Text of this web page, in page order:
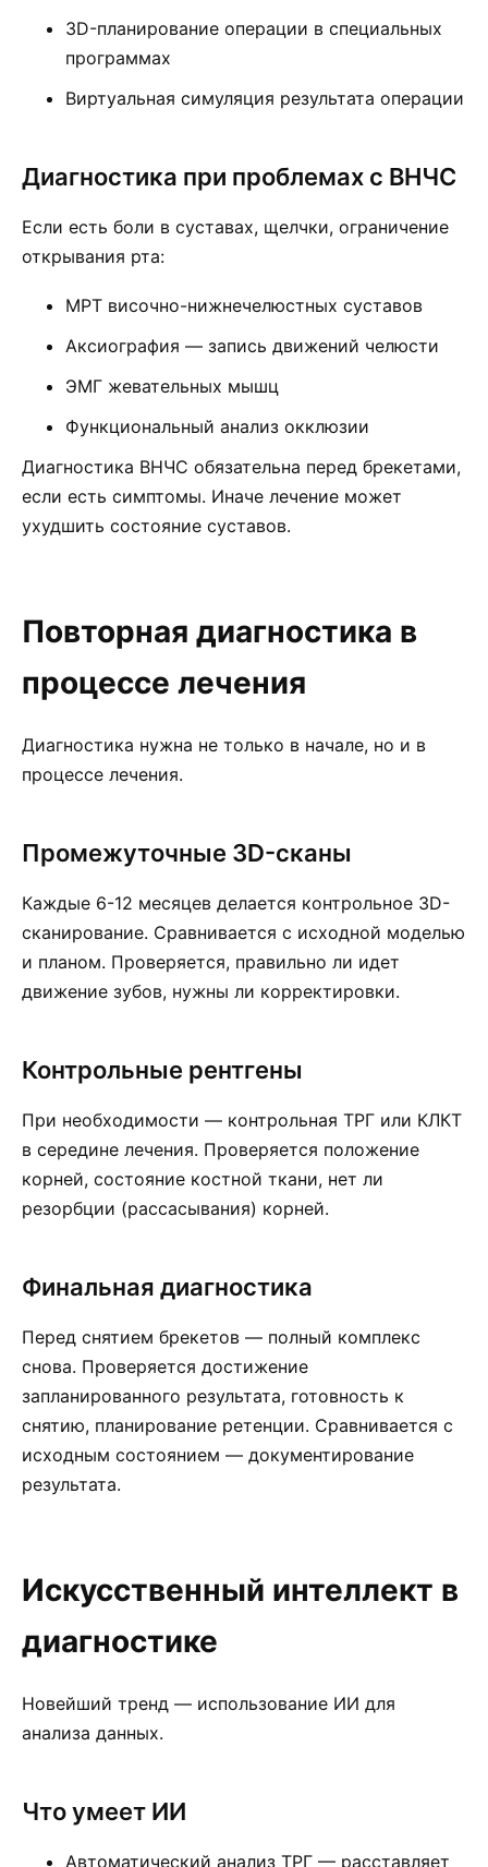
3D-планирование операции в специальных
программах
Виртуальная симуляция результата операции
Диагностика при проблемах с ВНЧС
Если есть боли в суставах, щелчки, ограничение
открывания рта:
МРТ височно-нижнечелюстных суставов
Аксиография — запись движений челюсти
ЭМГ жевательных мышц
Функциональный анализ окклюзии
Диагностика ВНЧС обязательна перед брекетами,
если есть симптомы. Иначе лечение может
ухудшить состояние суставов.
Повторная диагностика в
процессе лечения
Диагностика нужна не только в начале, но и в
процессе лечения.
Промежуточные 3D-сканы
Каждые 6-12 месяцев делается контрольное 3D-
сканирование. Сравнивается с исходной моделью
и планом. Проверяется, правильно ли идет
движение зубов, нужны ли корректировки.
Контрольные рентгены
При необходимости — контрольная ТРГ или КЛКТ
в середине лечения. Проверяется положение
корней, состояние костной ткани, нет ли
резорбции (рассасывания) корней.
Финальная диагностика
Перед снятием брекетов — полный комплекс
снова. Проверяется достижение
запланированного результата, готовность к
снятию, планирование ретенции. Сравнивается с
исходным состоянием — документирование
результата.
Искусственный интеллект в
диагностике
Новейший тренд — использование ИИ для
анализа данных.
Что умеет ИИ
Автоматический анализ ТРГ — расставляет